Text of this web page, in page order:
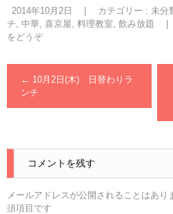
2014年10月2日 カテゴリー : 未分
チ, 中華, 喜京屋, 料理教室, 飲み放題
をどうぞ
← 10月2日(木) 日替わりラ
ンチ
コメントを残す
メールアドレスが公開されることはあり
須項目です